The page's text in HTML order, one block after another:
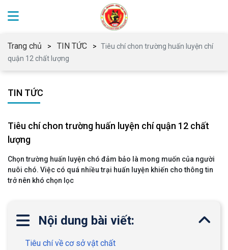
Trang chủ TIN TỨC
Tiêu chí chon trường huấn luyện chí
quận 12 chất lượng
TIN TỨC
Tiêu chí chon trường huấn luyện chí quận 12 chất
lượng
Chọn trường huấn luyện chó đảm bảo là mong muốn của người
nuôi chó. Việc có quá nhiều trại huấn luyện khiến cho thông tin
trở nên khó chọn lọc
Nội dung bài viết:
Tiêu chí về cơ sở vật chất